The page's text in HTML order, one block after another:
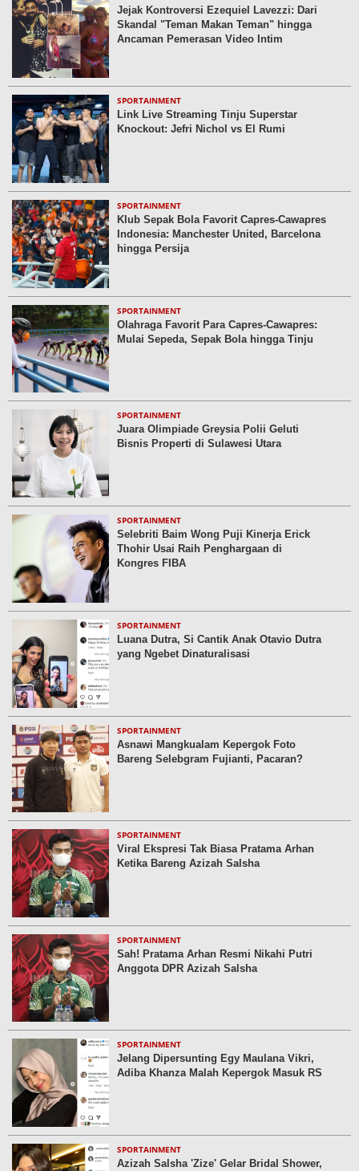
Jejak Kontroversi Ezequiel Lavezzi: Dari
Skandal "Teman Makan Teman" hingga
Ancaman Pemerasan Video Intim
SPORTAINMENT
Link Live Streaming Tinju Superstar
Knockout: Jefri Nichol vs El Rumi
SPORTAINMENT
Klub Sepak Bola Favorit Capres-Cawapres
Indonesia: Manchester United, Barcelona
hingga Persija
SPORTAINMENT
Olahraga Favorit Para Capres-Cawapres:
Mulai Sepeda, Sepak Bola hingga Tinju
SPORTAINMENT
Juara Olimpiade Greysia Polii Geluti
Bisnis Properti di Sulawesi Utara
SPORTAINMENT
Selebriti Baim Wong Puji Kinerja Erick
Thohir Usai Raih Penghargaan di
Kongres FIBA
SPORTAINMENT
Luana Dutra, Si Cantik Anak Otavio Dutra
yang Ngebet Dinaturalisasi
SPORTAINMENT
Asnawi Mangkualam Kepergok Foto
Bareng Selebgram Fujianti, Pacaran?
SPORTAINMENT
Viral Ekspresi Tak Biasa Pratama Arhan
Ketika Bareng Azizah Salsha
SPORTAINMENT
Sah! Pratama Arhan Resmi Nikahi Putri
Anggota DPR Azizah Salsha
SPORTAINMENT
Jelang Dipersunting Egy Maulana Vikri,
Adiba Khanza Malah Kepergok Masuk RS
SPORTAINMENT
Azizah Salsha 'Zize' Gelar Bridal Shower,